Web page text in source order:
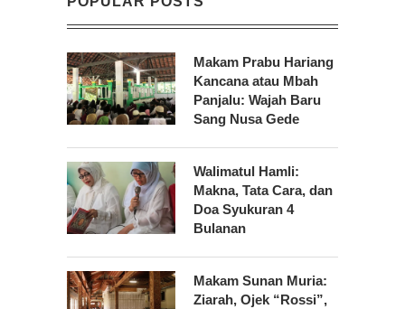
Makam Prabu Hariang
Kancana atau Mbah
Panjalu: Wajah Baru
Sang Nusa Gede
Walimatul Hamli:
Makna, Tata Cara, dan
Doa Syukuran 4
Bulanan
Makam Sunan Muria:
Ziarah, Ojek “Rossi”,